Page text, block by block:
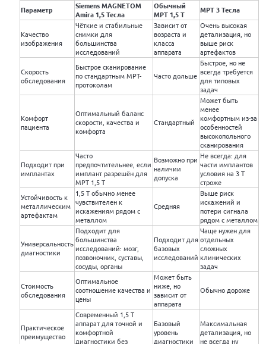
Параметр
Siemens MAGNETOM
Amira 1,5 Тесла
Обычный
МРТ 1,5 Т
МРТ 3 Тесла
Качество
изображения
Чёткие и стабильные
снимки для
большинства
исследований
Зависит от
возраста и
класса
аппарата
Очень высокая
детализация, но
выше риск
артефактов
Скорость
обследования
Быстрое сканирование
по стандартным МРТ-
протоколам
Часто дольше
Быстрое, но не
всегда требуется
для типовых
задач
Комфорт
пациента
Оптимальный баланс
скорости, качества и
комфорта
Стандартный
Может быть
менее
комфортным из-за
особенностей
высокопольного
сканирования
Подходит при
имплантах
Часто
предпочтительнее, если
имплант разрешён для
МРТ 1,5 Т
Возможно при
наличии
допуска
Не всегда: для
части имплантов
условия на 3 Т
строже
Устойчивость к
металлическим
артефактам
1,5 Т обычно менее
чувствителен к
искажениям рядом с
металлом
Средняя
Выше риск
искажений и
потери сигнала
рядом с металлом
Универсальность
диагностики
Подходит для
большинства
исследований: мозг,
позвоночник, суставы,
сосуды, органы
Подходит для
базовых
исследований
Чаще нужен для
отдельных
сложных
клинических
задач
Стоимость
обследования
Оптимальное
соотношение качества и
цены
Может быть
ниже, но
зависит от
аппарата
Обычно дороже
Практическое
преимущество
Современный 1,5 Т
аппарат для точной и
комфортной
диагностики без
Базовый
уровень
диагностики
Максимальная
детализация, но
не всегда ну